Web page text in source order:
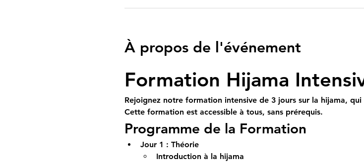
À propos de l'événement
Formation Hijama
Rejoignez notre formation intensive de 3 jours sur la hijama,
Cette formation est accessible à tous, sans prérequis.
Programme de la Formation
Jour 1 : Théorie
Introduction à la hijama